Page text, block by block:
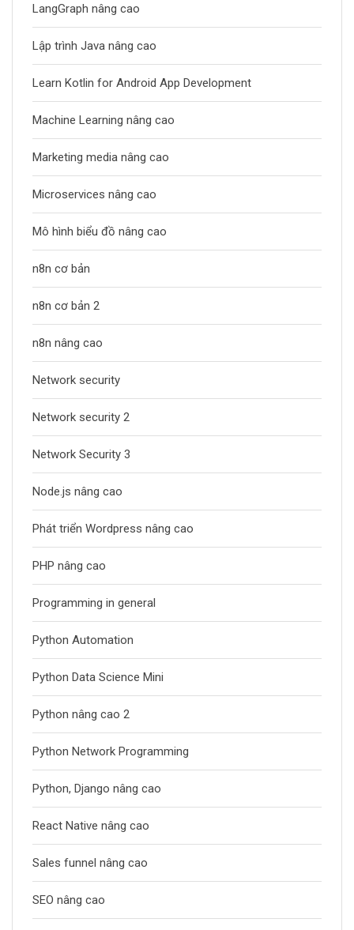
LangGraph nâng cao
Lập trình Java nâng cao
Learn Kotlin for Android App Development
Machine Learning nâng cao
Marketing media nâng cao
Microservices nâng cao
Mô hình biểu đồ nâng cao
n8n cơ bản
n8n cơ bản 2
n8n nâng cao
Network security
Network security 2
Network Security 3
Node.js nâng cao
Phát triển Wordpress nâng cao
PHP nâng cao
Programming in general
Python Automation
Python Data Science Mini
Python nâng cao 2
Python Network Programming
Python, Django nâng cao
React Native nâng cao
Sales funnel nâng cao
SEO nâng cao